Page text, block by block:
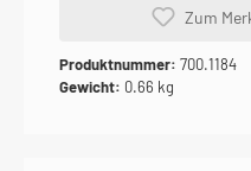
Zum
Produktnummer: 700.1184
Gewicht: 0.66 kg